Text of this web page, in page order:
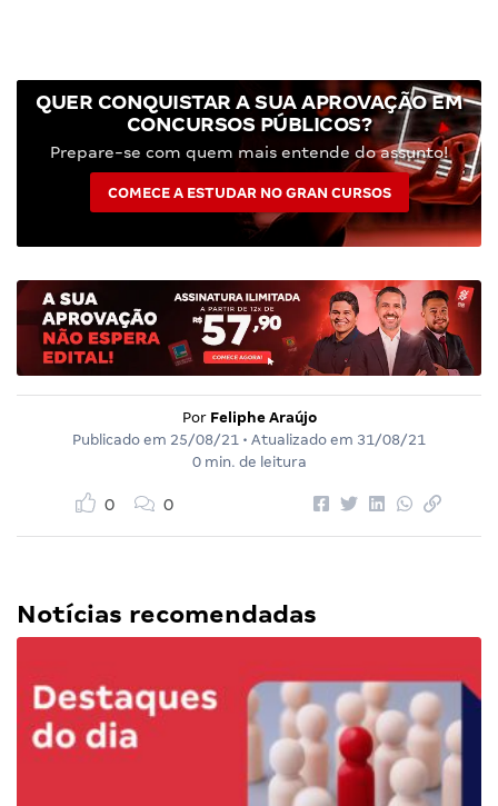
QUER CONQUISTAR A SUA APROVAÇÃO EM
CONCURSOS PÚBLICOS?
Prepare-se com quem mais entende do assunto!
COMECE A ESTUDAR NO GRAN CURSOS
Por Feliphe Araújo
Publicado em 25/08/21 • Atualizado em 31/08/21
0 min. de leitura
0 0
Notícias recomendadas